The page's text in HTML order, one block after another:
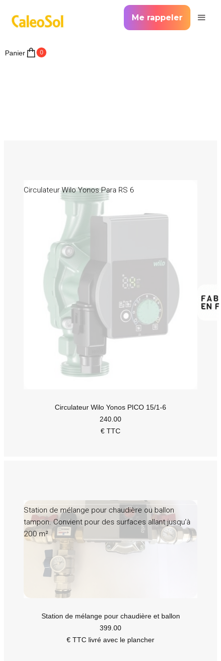
Me rappeler
Panier 0
Circulateur Wilo Yonos Para RS 6
Circulateur Wilo Yonos PICO 15/1-6
240.00
€ TTC
Station de mélange pour chaudière ou ballon
tampon. Convient pour des surfaces allant jusqu'à
200 m²
Station de mélange pour chaudière et ballon
399.00
€ TTC livré avec le plancher